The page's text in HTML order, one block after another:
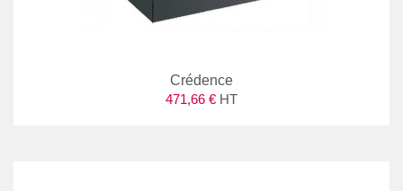
Crédence
471,66 € HT